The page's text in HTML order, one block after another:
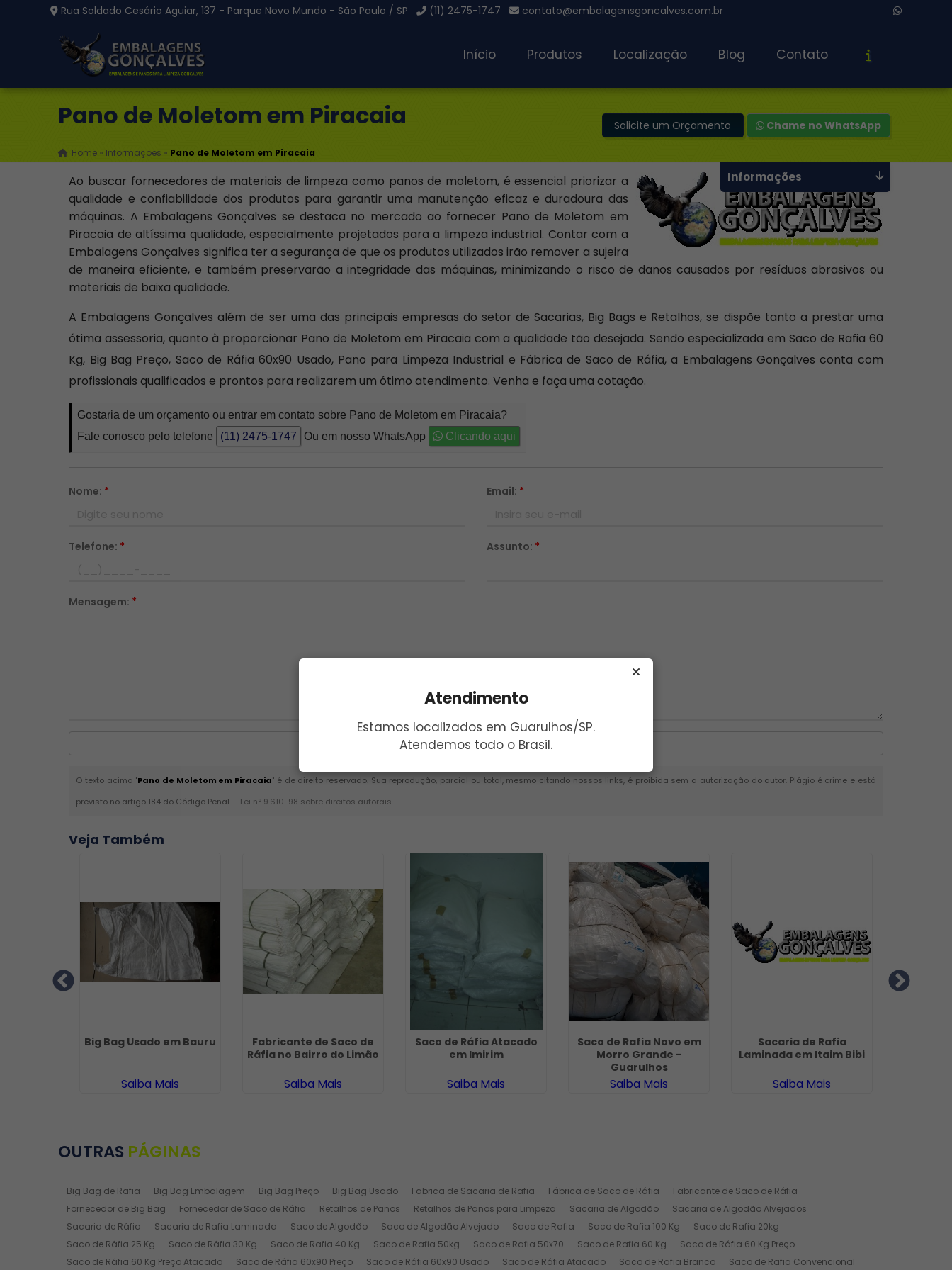
Atendimento
Estamos localizados em Guarulhos/SP.
Atendemos todo o Brasil.
Rua Soldado Cesário Aguiar, 137 - Parque Novo Mundo - São Paulo / SP (11) 2475-1747 contato@embalagensgoncalves.com.br
Início Produtos Localização Blog Contato
Pano de Moletom em Piracaia
Home » Informações » Pano de Moletom em Piracaia
Solicite um Orçamento Chame no WhatsApp
Ao buscar fornecedores de materiais de limpeza como panos de moletom, é essencial priorizar a
qualidade e confiabilidade dos produtos para garantir uma manutenção eficaz e duradoura das
máquinas. A Embalagens Gonçalves se destaca no mercado ao fornecer Pano de Moletom em
Piracaia de altíssima qualidade, especialmente projetados para a limpeza industrial. Contar com a
Embalagens Gonçalves significa ter a segurança de que os produtos utilizados irão remover a sujeira
de maneira eficiente, e também preservarão a integridade das máquinas, minimizando o risco de danos causados por resíduos abrasivos ou
materiais de baixa qualidade.
A Embalagens Gonçalves além de ser uma das principais empresas do setor de Sacarias, Big Bags e Retalhos, se dispõe tanto a prestar uma
ótima assessoria, quanto à proporcionar Pano de Moletom em Piracaia com a qualidade tão desejada. Sendo especializada em Saco de Rafia 60
Kg, Big Bag Preço, Saco de Ráfia 60x90 Usado, Pano para Limpeza Industrial e Fábrica de Saco de Ráfia, a Embalagens Gonçalves conta com
profissionais qualificados e prontos para realizarem um ótimo atendimento. Venha e faça uma cotação.
Gostaria de um orçamento ou entrar em contato sobre Pano de Moletom em Piracaia?
Fale conosco pelo telefone
(11) 2475-1747 Ou em nosso WhatsApp Clicando aqui
Nome: * Email: *
Telefone: * Assunto: *
Mensagem: *
Enviar
O texto acima "Pano de Moletom em Piracaia" é de direito reservado. Sua reprodução, parcial ou total, mesmo citando nossos links, é proibida sem a autorização do autor. Plágio é crime e está
previsto no artigo 184 do Código Penal. – Lei n° 9.610-98 sobre direitos autorais.
Informações
Veja Também
Big Bag Usado em Bauru
Saiba Mais
Fabricante de Saco de
Ráfia no Bairro do Limão
Saiba Mais
Saco de Ráfia Atacado
em Imirim
Saiba Mais
Saco de Rafia Novo em
Morro Grande -
Guarulhos
Saiba Mais
Sacaria de Rafia
Laminada em Itaim Bibi
Saiba Mais
OUTRAS PÁGINAS
Big Bag de Rafia Big Bag Embalagem Big Bag Preço Big Bag Usado Fabrica de Sacaria de Rafia Fábrica de Saco de Ráfia
Fabricante de Saco de Ráfia
Fornecedor de Big Bag
Fornecedor de Saco de Ráfia Retalhos de Panos Retalhos de Panos para Limpeza Sacaria de Algodão
Sacaria de Algodão Alvejados
Sacaria de Ráfia
Sacaria de Rafia Laminada Saco de Algodão Saco de Algodão Alvejado Saco de Rafia Saco de Rafia 100 Kg
Saco de Rafia 20kg
Saco de Ráfia 25 Kg
Saco de Ráfia 30 Kg Saco de Rafia 40 Kg Saco de Rafia 50kg Saco de Rafia 50x70 Saco de Rafia 60 Kg
Saco de Ráfia 60 Kg Preço
Saco de Ráfia 60 Kg Preço Atacado
Saco de Ráfia 60x90 Preço Saco de Ráfia 60x90 Usado Saco de Ráfia Atacado Saco de Rafia Branco Saco de Rafia Convencional